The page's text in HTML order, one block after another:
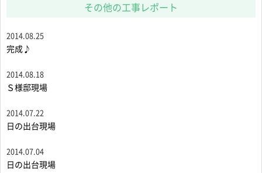
その他の工事レポート
2014.08.25
完成♪
2014.08.18
Ｓ様邸現場
2014.07.22
日の出台現場
2014.07.04
日の出台現場